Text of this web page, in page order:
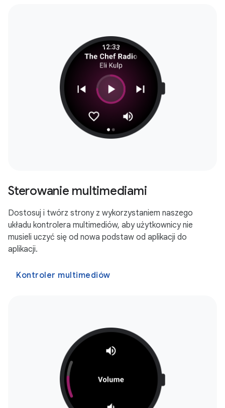
Sterowanie multimediami
Dostosuj i twórz strony z wykorzystaniem naszego
układu kontrolera multimediów, aby użytkownicy nie
musieli uczyć się od nowa podstaw od aplikacji do
aplikacji.
Kontroler multimediów